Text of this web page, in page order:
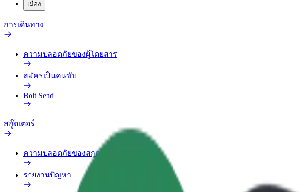
เมือง
การเดินทาง
ความปลอดภัยของผู้โดยสาร
สมัครเป็นคนขับ
Bolt Send
สกู๊ตเตอร์
ความปลอดภัยของสกูตเตอร์
รายงานปัญหา